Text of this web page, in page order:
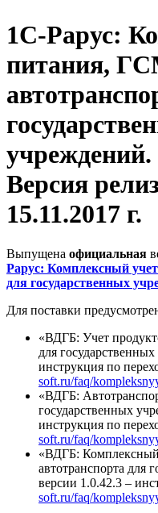
1С-Рарус:
питания,
учреждений.
Версия
15.11.2017 г.
Выпущена официальная
Рарус: Комплексный
для государственных
Для поставки
«ВДГБ: Учет
для
инструкция по
soft.ru/faq/
«ВДГБ:
государственных
инструкция по
soft.ru/faq/
«ВДГБ:
автотранспорта для
версии 1.0.42.3 –
soft.ru/faq/